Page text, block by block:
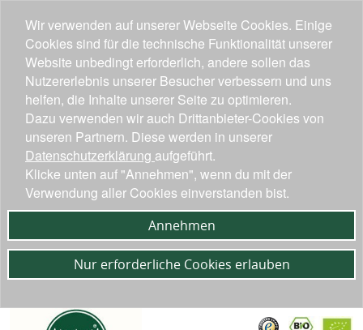
Wir verwenden auf unserer Webseite Cookies. Einige
Cookies sind für die technische Funktionalität unserer
Website unbedingt erforderlich, andere sollen das
Nutzererlebnis unserer Besucher verbessern und uns
helfen, die Inhalte unserer Seite zu optimieren.
Dazu verwenden wir auch Drittanbieter-Cookies von
unseren Partnern. Diese werden in unserer
Datenschutzerklärung aufgeführt.
Klicke unten auf "Annehmen", wenn du mit der
Verwendung aller Cookies einverstanden bist.
Annehmen
Nur erforderliche Cookies erlauben